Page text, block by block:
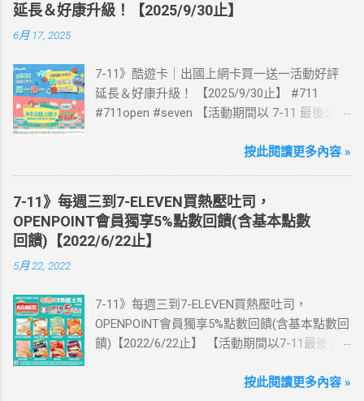
延長＆好康升級！【2025/9/30止】
6月 17, 2025
7-11》酷遊卡｜出國上網卡買一送一活動好評
延長＆好康升級！ 【2025/9/30止】 #711
#711open #seven 【活動期間以 7-11 最後公告
國上網卡 方便、快速、享買一送一優惠！ > 實
送王品集團300元即享券。 (出國開通啟用後回
活動網站登錄 【點我登錄】 ) > eSIM出國上網
卡：好康升級！購買eSIM「吃到飽」方案；即
送同天數「吃到飽」方案。 (例：買1張日本5天
來超商買省錢又方便💰 ·活動詳情：好康優惠看
這邊 【點我看好康優惠】 ·eSIM ibon 購買教學
【點我觀看教學】 📲 全球上網首選，速度穩
澳、美國、菲律賓、歐洲、土耳其 熱門地區通
按此閱讀更多內容 »
7-11》每週三到7-ELEVEN買熱壓吐司，
OPENPOINT會員獨享5%點數回饋(含基本點數
回饋)【2022/6/22止】
5月 22, 2022
7-11》每週三到7-ELEVEN買熱壓吐司，
OPENPOINT會員獨享5%點數回饋(含基本點數回
饋)【2022/6/22止】 【活動期間以7-11最後公
111/5/4~6/22 每週三到7-ELEVEN買熱壓吐司
按此閱讀更多內容 »